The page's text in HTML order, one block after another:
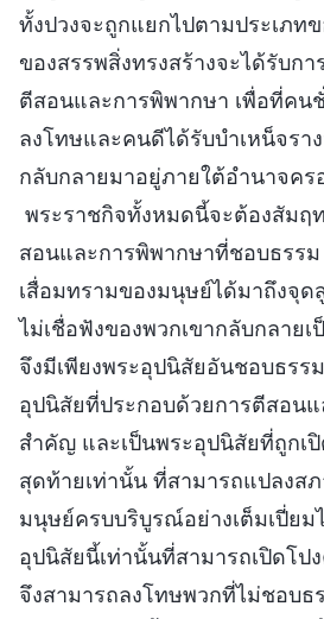
ทั้งปวงจะถูกแยกไปตามประเภท
ของสรรพสิ่งทรงสร้างจะได้รับกา
ตีสอนและการพิพากษา เพื่อที่คน
ลงโทษและคนดีได้รับบำเหน็จรา
กลับกลายมาอยู่ภายใต้อำนาจคร
พระราชกิจทั้งหมดนี้จะต้องสัมฤ
สอนและการพิพากษาที่ชอบธรร
เสื่อมทรามของมนุษย์ได้มาถึงจุด
ไม่เชื่อฟังของพวกเขากลับกลายเ
จึงมีเพียงพระอุปนิสัยอันชอบธรร
อุปนิสัยที่ประกอบด้วยการตีสอน
สำคัญ และเป็นพระอุปนิสัยที่ถูกเปิ
สุดท้ายเท่านั้น ที่สามารถแปลงส
มนุษย์ครบบริบูรณ์อย่างเต็มเปี่ยม
อุปนิสัยนี้เท่านั้นที่สามารถเปิดโป
จึงสามารถลงโทษพวกที่ไม่ชอบธ